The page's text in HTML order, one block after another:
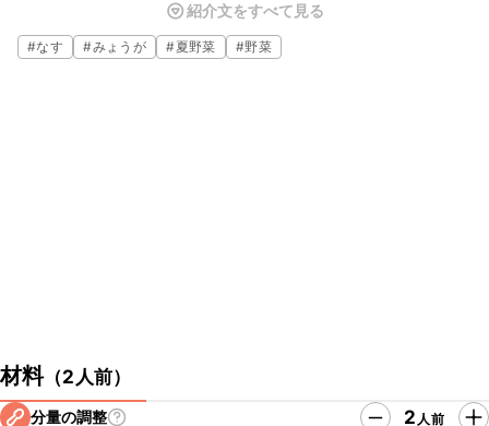
も、白いごはんのお供としても相性バツグンですよ。簡単にお作りい
ただけますので、ぜひお試しください。
紹介文をすべて見る
#なす #みょうが #夏野菜 #野菜
材料（2人前）
分量の調整 2 人前